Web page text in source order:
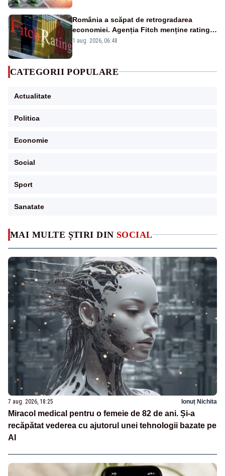
MAI MULTE ȘTIRI DIN SOCIAL
7 aug. 2026, 18:25 Ionuț Nichita
Miracol medical pentru o femeie de 82 de ani. Și-a
recăpătat vederea cu ajutorul unei tehnologii bazate pe
AI
România a scăpat de retrogradarea
economiei. Agenția Fitch menține ratingul
„BBB-” cu perspectivă negativă
1 aug. 2026, 06:48
CATEGORII POPULARE
Actualitate
Politica
Economie
Social
Sport
Sanatate